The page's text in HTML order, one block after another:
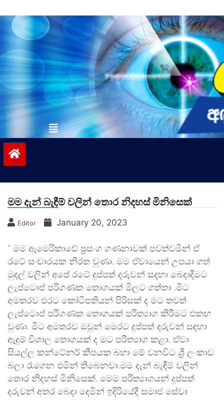
to
contentvinivida.lk
මම දැන් බැඳීම් වලින් තොර නිදහස් මිනිසෙක්
Editor January 20, 2023
” මම ඇමෙරිකාවේ ප්‍රසංග ගණනාවක් පවත්වමින් ඒ
රටේ සංචාරයක නිරත වුණා. මම ඒවායෙන් උපයා ගත්
මුදල් වලින් අපේ රටේ දුප්පත් දරුවන් සදහා බෙදාදීමට
ලැප්ටොප් පරිගණක තොගයක් මිලට ගත්තා .මීට
අමතරව එරට කෝටිපතියන් පිරිසක් ද මට තවත්
ලැප්ටොප් පරිගණක තොගයක් පරිත්‍යාග කිරීමට එකඟ
වුණා. මීට අමතරව ඔවුන් මෙරට දුප්පත් දරුවන් සඳහා
ඇදුම් විශාල තොගයක් ද මට පරිත්‍යාග කළා. ඒවා
සියල්ල කන්ටේනර් කීපයක බහා මේ වනවිට ශ්‍රී ලංකාව
බලා රැගෙන එමින් තිබෙනවා.මම දැන් බැඳීම් වලින්
තොර නිදහස් මිනිසෙක්. මෙම පරිත්‍යාගයන් දුප්පත්
දරුවන් අතර බෙදා දෙමින් ඉදිරියේදී සමාජ සේවා